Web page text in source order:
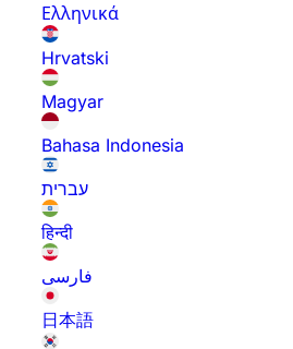
Ελληνικά
Hrvatski
Magyar
Bahasa Indonesia
עברית
हिन्दी
فارسی
日本語